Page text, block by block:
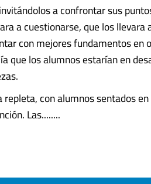
a confrontar sus
a cuestionarse, que los llevara
con mejores fundamentos en
que los alumnos estarían en
con alumnos sentados
Las........